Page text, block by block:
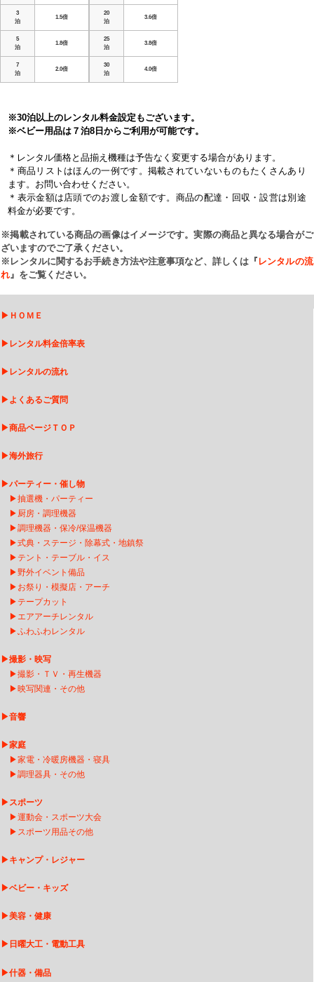
3
泊
1.5倍
5
泊
1.8倍
7
泊
2.0倍
20
泊
3.6倍
25
泊
3.8倍
30
泊
4.0倍
※30泊以上のレンタル料金設定もございます。
※ベビー用品は７泊8日からご利用が可能です。
＊レンタル価格と品揃え機種は予告なく変更する場合があります。
＊商品リストはほんの一例です。掲載されていないものもたくさんあり
ます。お問い合わせください。
＊表示金額は店頭でのお渡し金額です。商品の配達・回収・設営は別途
料金が必要です。
※掲載されている商品の画像はイメージです。実際の商品と異なる場合がご
ざいますのでご了承ください。
※レンタルに関するお手続き方法や注意事項など、詳しくは『 レンタルの流
れ』をご覧ください。
▶ ＨＯＭＥ
▶ レンタル料金倍率表
▶ レンタルの流れ
▶よくあるご質問
▶商品ページＴＯＰ
▶海外旅行
▶パーティー・催し物
▶抽選機・パーティー
▶ 厨房・調理機器
▶調理機器・保冷/保温機器
▶式典・ステージ・除幕式・地鎮祭
▶ テント・テーブル・イス
▶野外イベント備品
▶ お祭り・模擬店・アーチ
▶ テープカット
▶ エアアーチレンタ ル
▶ふわふわレンタル
▶撮影・映写
▶撮影・ＴＶ・再生機器
▶映写関連・その他
▶音響
▶家庭
▶家電・冷暖房機器・寝具
▶調理器具・その他
▶スポーツ
▶運動会・スポーツ大会
▶ スポーツ用品その他
▶キャンプ・レジャー
▶ベビー・キッズ
▶美容・健康
▶ 日曜大工・電動工具
▶什器・備品